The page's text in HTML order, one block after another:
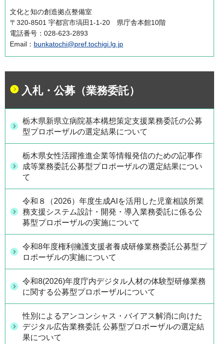
文化と知の創造拠点整備室
〒320-8501 宇都宮市塙田1-1-20 県庁舎本館10階
電話番号：028-623-2893
Email： bunkatochi@pref.tochigi.lg.jp
入札・公募（業務委託）
栃木県新県立病院基本構想策定支援業務委託の公募
型プロポーザルの選定結果について
栃木県女性活躍推進企業等情報発信のための記事作
成等業務委託公募型プロポーザルの選定結果につい
て
令和８（2026）年度生成AIを活用した児童相談所業
務支援システム設計・開発・導入業務委託に係る公
募型プロポーザルの実施について
令和8年度権利擁護支援者養成研修業務委託公募型プ
ロポーザルの実施について
令和8(2026)年度庁内デジタル人材の体験型研修業務
に関する公募型プロポーザルについて
性別によるアンコンシャス・バイアス解消に向けた
デジタル広告業務委託 公募型プロポーザルの選定結
果について